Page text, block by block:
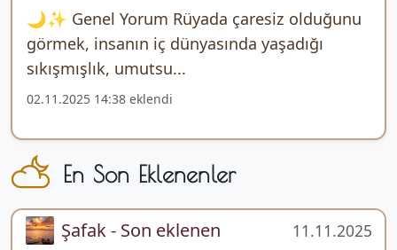
🌙✨ Genel Yorum Rüyada çaresiz olduğunu
görmek, insanın iç dünyasında yaşadığı
sıkışmışlık, umutsu...
02.11.2025 14:38 eklendi
En Son Eklenenler
Şafak - Son eklenen 11.11.2025